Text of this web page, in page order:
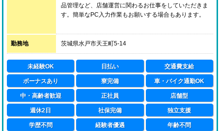
っている方。
・昇給査定随時。
品管理など、店舗運営に関わるお仕事をしていただきま
す。簡単なPC入力作業もお願いする場合もあります。
業界未経験で「自分にできるのか不安」という方も安心
してください。当社には研修制度があり、接客・サービ
す。
★面接前にハピネスグループを知る方法！？★
～ハピネスグループの動画公開中～
弊社の雰囲気やどんな人が働いているのかが分かる！
社員達の仕事風景だけではなくプライベートにも密着！
【ハピネスグループで働くとは？】
勤務地 茨城県水戸市天王町5-14
未経験OK 日払い 交通費支給
ボーナスあり 寮完備 車・バイク通勤OK
中・高齢者歓迎 正社員 店舗型
週休2日 社保完備 独立支援
学歴不問 経験者優遇 年齢不問